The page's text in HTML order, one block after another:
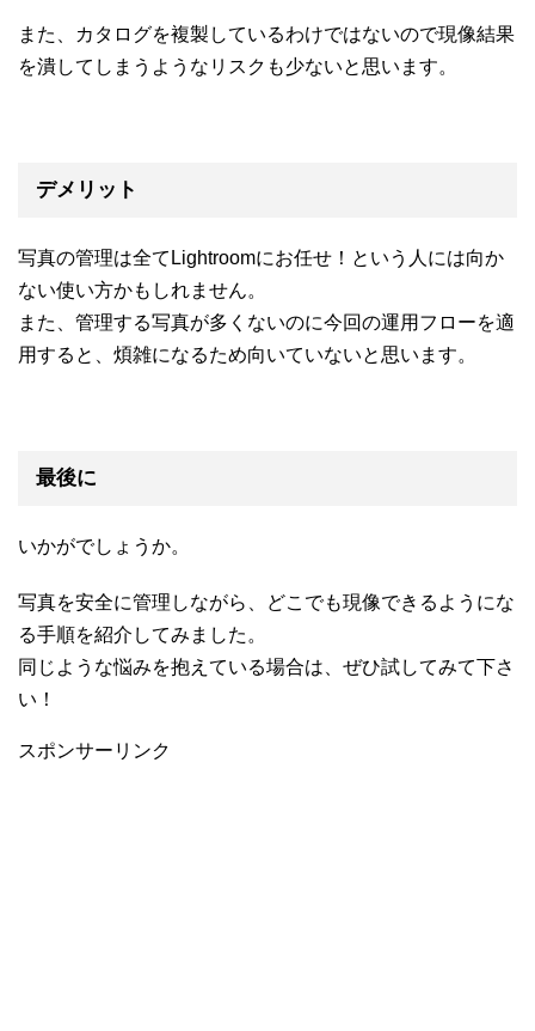
また、カタログを複製しているわけではないので現像結果
を潰してしまうようなリスクも少ないと思います。
デメリット
写真の管理は全てLightroomにお任せ！という人には向か
ない使い方かもしれません。
また、管理する写真が多くないのに今回の運用フローを適
用すると、煩雑になるため向いていないと思います。
最後に
いかがでしょうか。
写真を安全に管理しながら、どこでも現像できるようにな
る手順を紹介してみました。
同じような悩みを抱えている場合は、ぜひ試してみて下さ
い！
スポンサーリンク